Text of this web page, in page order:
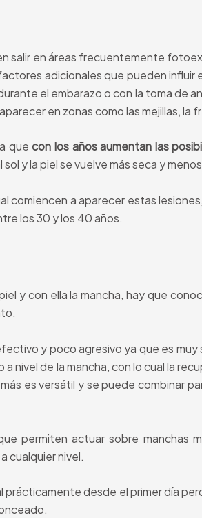
salir en áreas frecuentemente
adicionales que pueden influir
el embarazo o con la toma de
en zonas como las mejillas, la
quecon los años aumentan las
y la piel se vuelve más seca y
comiencen a aparecer estas
los 30 y los 40 años.
y con ella la mancha, hay que
y poco agresivo ya que es muy
nivel de la mancha, con lo cual la
es versátil y se puede combinar
permiten actuar sobre manchas
cualquier nivel.
desde el primer día